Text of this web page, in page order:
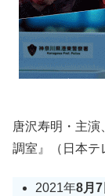
唐沢寿明・主
調室』（日本
2021年8月7